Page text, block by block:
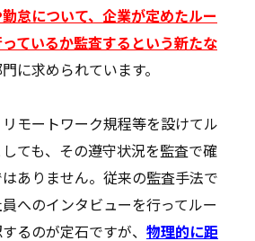
怠について、企業が定めたルー
ているか監査するという新たな
に求められています。
モートワーク規程等を設けてル
ても、その遵守状況を監査で確
ありません。従来の監査手法で
へのインタビューを行ってルー
るのが定石ですが、 物理的に距